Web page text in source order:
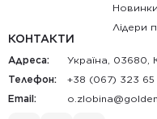
Новинки
Лідери
КОНТАКТИ
Адреса:
Україна, 03680,
Телефон:
+38 (067) 323 65
Email: